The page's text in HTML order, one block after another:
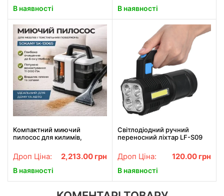
В наявності В наявності
Компактний миючий
пилосос для килимів,
автомобіля
Дроп Ціна: 2,213.00 грн
В наявності
Світлодіодний ручний
переносний ліхтар LF-S09
Дроп Ціна: 120.00 грн
В наявності